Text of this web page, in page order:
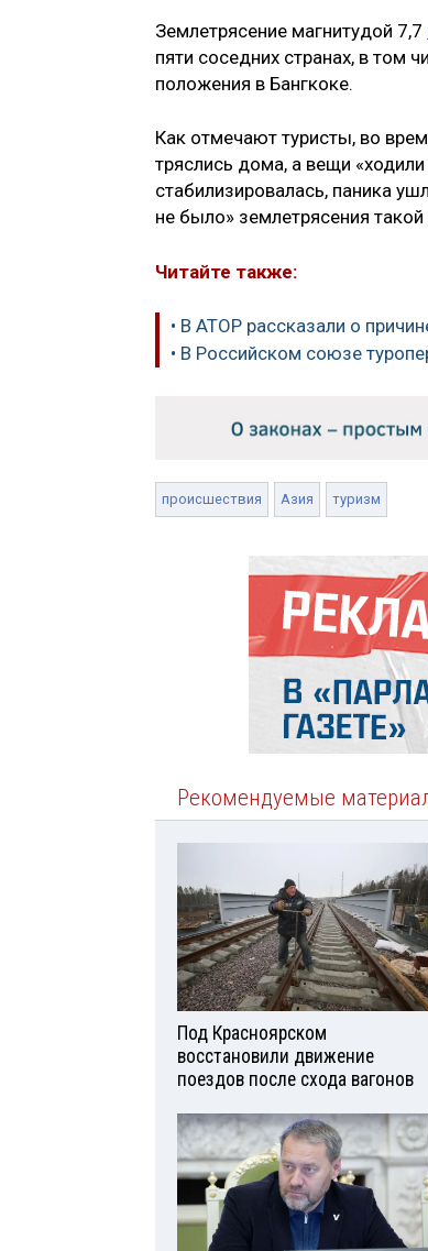
Землетрясение магнитудой 7,7
пяти соседних странах, в том
положения в Бангкоке.
Как отмечают туристы, во
тряслись дома, а вещи
стабилизировалась, паника
не было» землетрясения
Читайте также:
• В АТОР рассказали о
• В Российском союзе
происшествия Азия туризм
Рекомендуемые
Под Красноярском
восстановили движение
поездов после схода вагонов